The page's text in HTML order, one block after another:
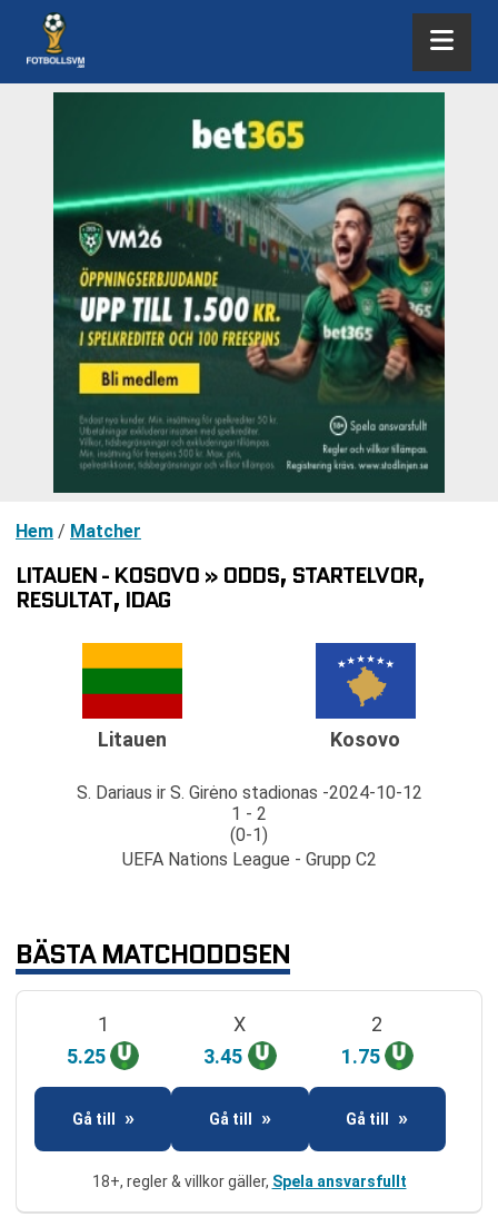
Hem / Matcher
LITAUEN - KOSOVO » ODDS, STARTELVOR,
RESULTAT, IDAG
Litauen
S. Dariaus ir S. Girėno stadionas 2024-10-12
1 - 2
(0-1)
UEFA Nations League - Grupp C2
Kosovo
BÄSTA MATCHODDSEN
1
5.25
Gå till
X
3.45
Gå till
2
1.75
Gå till
18+, regler & villkor gäller, Spela ansvarsfullt